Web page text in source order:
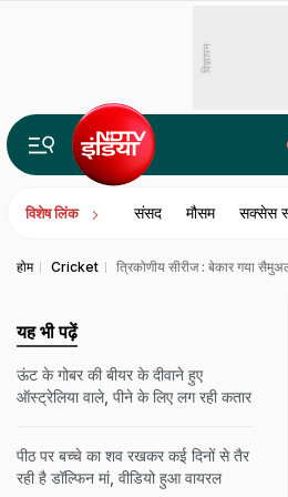
विज्ञापन
विशेष लिंक संसद मौसम सक्सेस
होम Cricket त्रिकोणीय सीरीज : बेकार गया
यह भी पढ़ें
ऊंट के गोबर की बीयर के दीवाने हुए
ऑस्ट्रेलिया वाले, पीने के लिए लग रही कतार
पीठ पर बच्चे का शव रखकर कई दिनों से तैर
रही है डॉल्फिन मां, वीडियो हुआ वायरल